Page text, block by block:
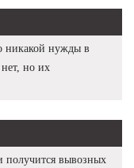
никакой нужды в
нет, но их
получится вывозных